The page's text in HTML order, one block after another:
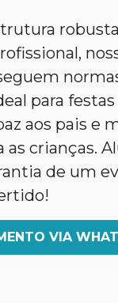
para
aos pais e
as crianças.
de um
VIA